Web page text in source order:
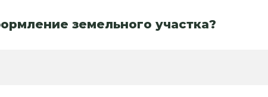
земельного участка?